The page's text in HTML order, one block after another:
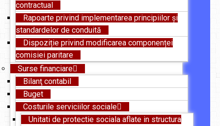
contractual
Rapoarte privind implementarea principiilor și
standardelor de conduită
Dispoziție privind modificarea componenței
comisiei paritare
Surse financiare
Bilanţ contabil
Buget
Costurile serviciilor sociale
Unitati de protectie sociala aflate in structura